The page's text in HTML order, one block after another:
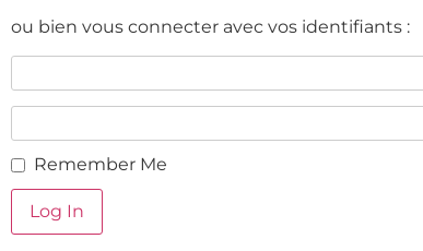
ou bien vous connecter avec vos identifiants :
Remember Me